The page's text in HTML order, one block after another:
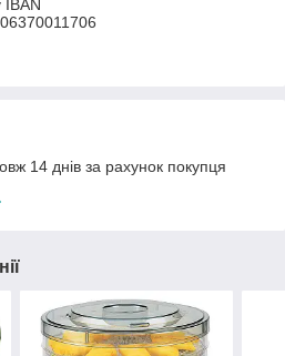
IBAN
14 днів за рахунок покупця